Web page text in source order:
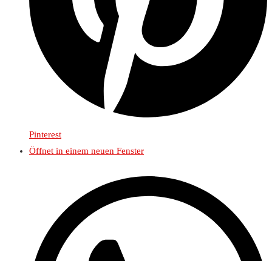
Pinterest
Öffnet in einem neuen Fenster